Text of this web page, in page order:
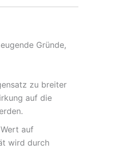
Gründe,
zu breiter
auf die
auf
wird durch